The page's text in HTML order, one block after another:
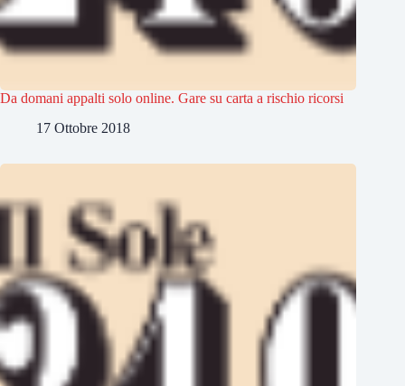
Da domani appalti solo online. Gare su carta a rischio ricorsi
17 Ottobre 2018